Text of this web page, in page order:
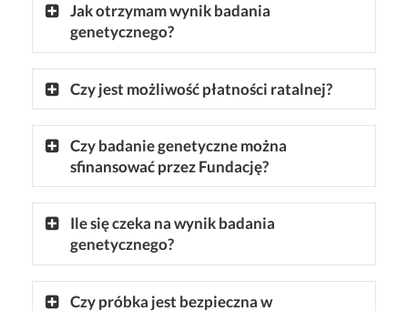
Jak otrzymam wynik badania
genetycznego?
Czy jest możliwość płatności ratalnej?
Czy badanie genetyczne można
sfinansować przez Fundację?
Ile się czeka na wynik badania
genetycznego?
Czy próbka jest bezpieczna w